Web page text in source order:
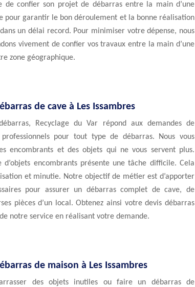
de confier son projet de débarras entre la main d’une
pour garantir le bon déroulement et la bonne réalisation
un délai record. Pour minimiser votre dépense, nous
vivement de confier vos travaux entre la main d’une
zone géographique.
de cave à Les Issambres
Recyclage du Var répond aux demandes de
pour tout type de débarras. Nous vous
encombrants et des objets qui ne vous servent plus.
d’objets encombrants présente une tâche difficile. Cela
et minutie. Notre objectif de métier est d’apporter
pour assurer un débarras complet de cave, de
pièces d’un local. Obtenez ainsi votre devis débarras
notre service en réalisant votre demande.
de maison à Les Issambres
des objets inutiles ou faire un débarras de